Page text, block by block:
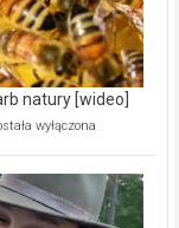
natury [wideo]
wyłączona